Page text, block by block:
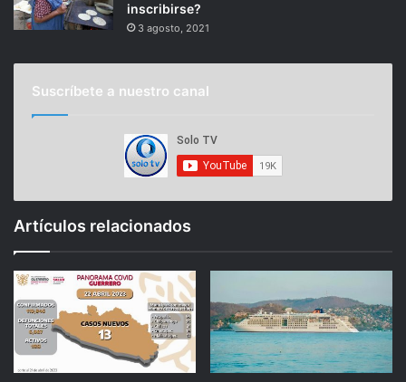
inscribirse?
3 agosto, 2021
Suscríbete a nuestro canal
Artículos relacionados